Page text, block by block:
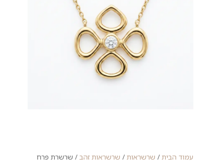
עמוד הבית / שרשראות / שרשראות זהב / שרשרת פרח